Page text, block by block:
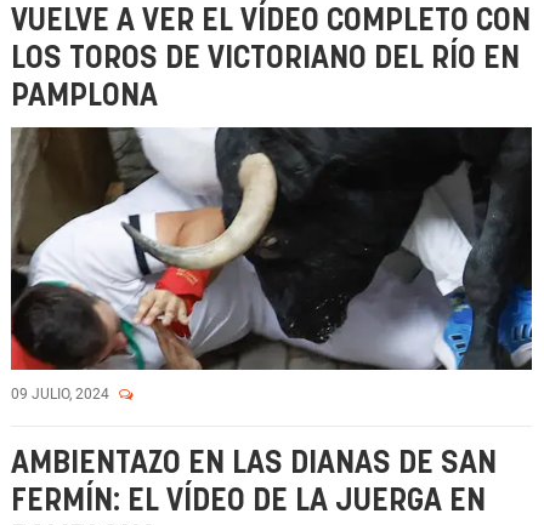
VUELVE A VER EL VÍDEO COMPLETO CON
LOS TOROS DE VICTORIANO DEL RÍO EN
PAMPLONA
09 JULIO, 2024
AMBIENTAZO EN LAS DIANAS DE SAN
FERMÍN: EL VÍDEO DE LA JUERGA EN